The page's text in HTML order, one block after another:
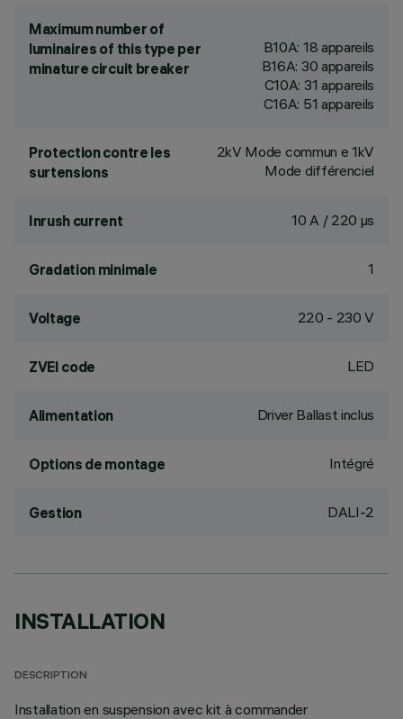
Maximum number of
luminaires of this type per
minature circuit breaker
B10A: 18 appareils
B16A: 30 appareils
C10A: 31 appareils
C16A: 51 appareils
Protection contre les
surtensions
2kV Mode commun e 1kV
Mode différenciel
Inrush current 10 A / 220 µs
Gradation minimale 1
Voltage 220 - 230 V
ZVEI code LED
Alimentation Driver Ballast inclus
Options de montage Intégré
Gestion DALI-2
INSTALLATION
DESCRIPTION
Installation en suspension avec kit à commander